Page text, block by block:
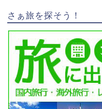
さぁ旅を探そう！